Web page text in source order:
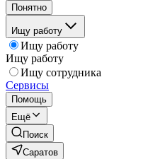
Понятно
Ищу работу
Ищу работу
Ищу работу
Ищу сотрудника
Сервисы
Помощь
Ещё
Поиск
Саратов